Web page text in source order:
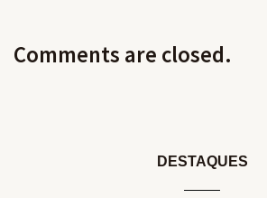
Comments are closed.
DESTAQUES